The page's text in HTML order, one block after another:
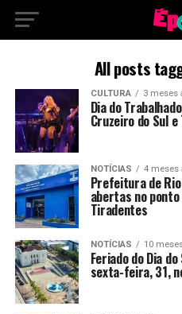
All posts
CULTURA 3 meses
Dia do
Cruzeiro do Sul
NOTÍCIAS 4 meses
Prefeitura de
abertas no
Tiradentes
NOTÍCIAS 10
Feriado do Dia
sexta-feira, 31,